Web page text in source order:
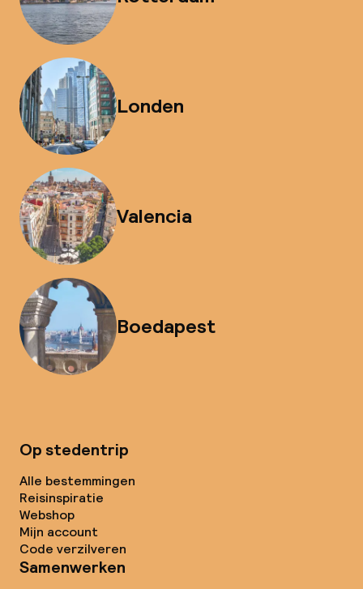
Londen
Valencia
Boedapest
Op stedentrip
Alle bestemmingen
Reisinspiratie
Webshop
Mijn account
Code verzilveren
Samenwerken